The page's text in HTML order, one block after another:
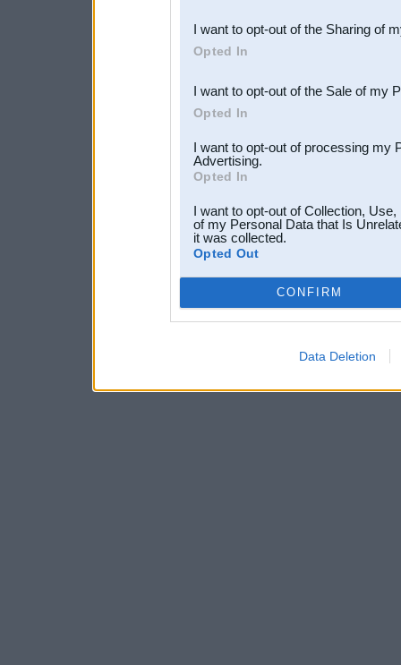
Downstream Participants
third parties.
I want to opt-out of the Sharing of
Opted In
I want to opt-out of the Sale of my
Opted In
I want to opt-out of processing my
Advertising.
Opted In
I want to opt-out of Collection,
of my Personal Data that Is
it was collected.
Opted Out
CONFIRM
Data Deletion